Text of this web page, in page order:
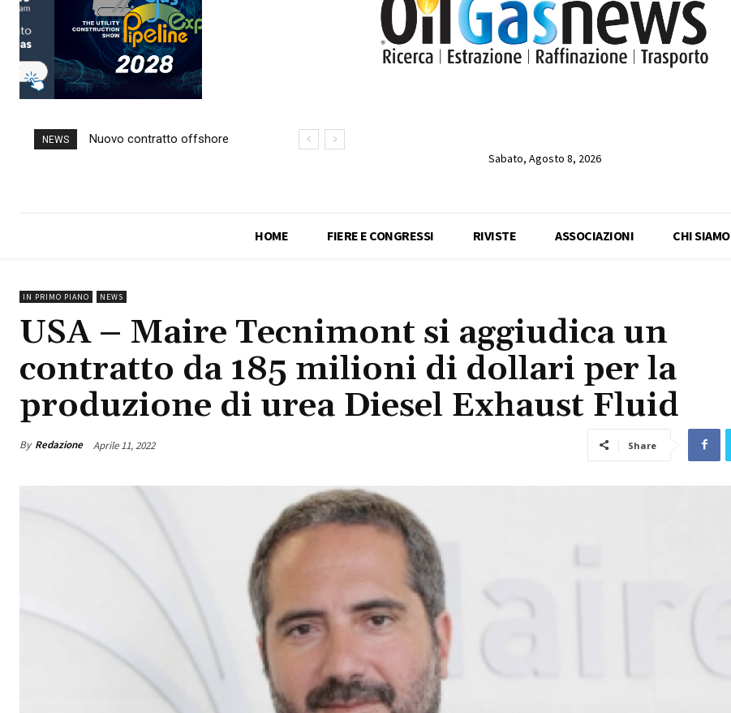
NEWS
Nuovo contratto offshore
Sabato, Agosto 8, 2026
HOME FIERE E CONGRESSI RIVISTE ASSOCIAZIONI CHI SIAMO
IN PRIMO PIANO NEWS
USA – Maire Tecnimont si aggiudica un
contratto da 185 milioni di dollari per la
produzione di urea Diesel Exhaust Fluid
By Redazione Aprile 11, 2022 Share